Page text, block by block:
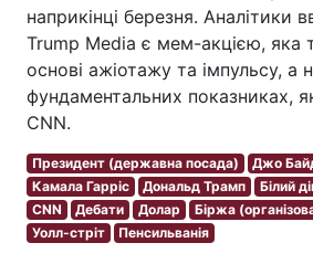
наприкінці березня. Аналітики
Trump Media є мем-акцією, яка
основі ажіотажу та імпульсу, а
фундаментальних показниках,
CNN.
Президент (державна посада) Джо
Камала Гарріс
Дональд Трамп Білий
CNN
Дебати Долар
Біржа
Уолл-стріт
Пенсильванія